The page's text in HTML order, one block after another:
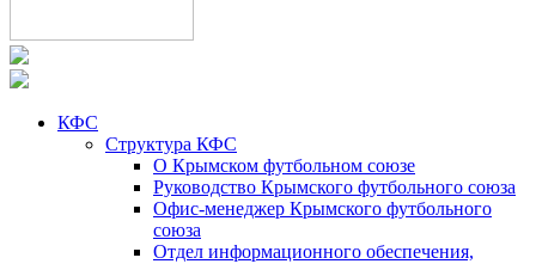
КФС
Структура КФС
О Крымском футбольном союзе
Руководство Крымского футбольного союза
Офис-менеджер Крымского футбольного
союза
Отдел информационного обеспечения,